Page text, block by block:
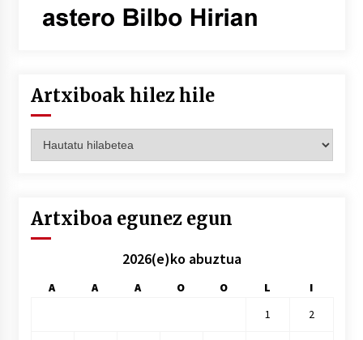
Artxiboak hilez hile
hilez
Artxiboa egunez egun
2026(e)ko abuztua
A A A O O L
I
1
2